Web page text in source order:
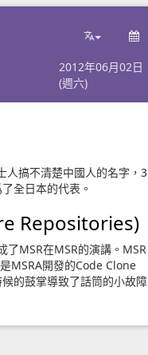
2012年06月02日
(週六)
搞不清楚中國人的名字，3
全日本的代表。
Repositories)
MSR在MSR的演講。MSR
MSRA開發的Code Clone
的鼓掌導致了話筒的小故障